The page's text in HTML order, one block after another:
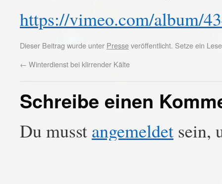
https://vimeo.com/album/
Dieser Beitrag wurde unter Presseveröffentlicht. Setze ein
← Winterdienst bei klirrender Kälte
Schreibe einen
Du musst angemeldet sein,